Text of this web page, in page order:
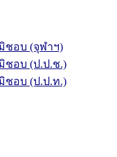
ชอบ (จุฬาฯ)
ชอบ (ป.ป.ช.)
ชอบ (ป.ป.ท.)